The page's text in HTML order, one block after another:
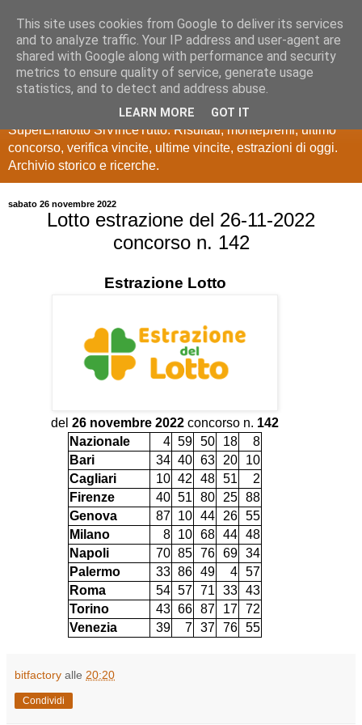
Estrazioni Lotto
SuperEnalotto
Ultime estrazioni di Lotto, SuperEnalotto, 10 e lotto,
SuperEnalotto SiVinceTutto. Risultati, montepremi, ultimo
concorso, verifica vincite, ultime vincite, estrazioni di oggi.
Archivio storico e ricerche.
sabato 26 novembre 2022
Lotto estrazione del 26-11-2022
concorso n. 142
Estrazione Lotto
del 26 novembre 2022 concorso n. 142
Nazionale
4 59 50 18
8
Bari
34 40 63 20
10
Cagliari
10 42 48 51
2
Firenze
40 51 80 25 88
Genova
87 10 44 26 55
Milano
8 10 68 44 48
Napoli
70 85 76 69 34
Palermo
33 86 49 4 57
Roma
54 57 71 33 43
Torino
43 66 87 17 72
Venezia
39 7 37 76 55
bitfactory alle 20:20
Condividi
This site uses cookies from Google to deliver its services
and to analyze traffic. Your IP address and user-agent are
shared with Google along with performance and security
metrics to ensure quality of service, generate usage
statistics, and to detect and address abuse.
LEARN MORE GOT IT